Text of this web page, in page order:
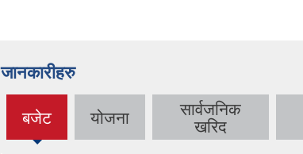
जानकारीहरु
बजेट
(active
tab)
योजना
सार्वजनिक
खरिद